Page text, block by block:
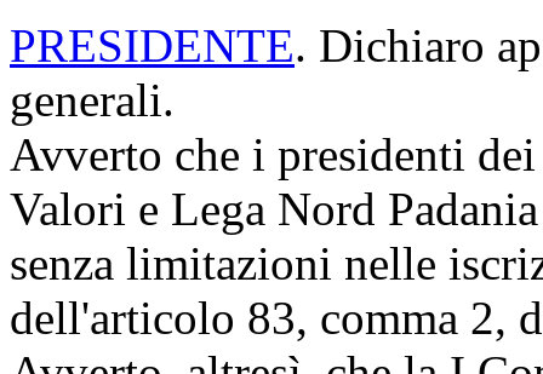
PRESIDENTE. Dichiaro
generali.
Avverto che i presidenti
Valori e Lega Nord
senza limitazioni nelle
dell'articolo 83, comma 2,